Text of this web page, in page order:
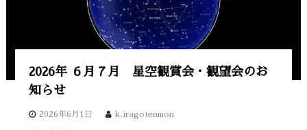
2026年 ６月７月 星空観賞会・観望会のお
知らせ
2026年6月1日 k.iragotenmon